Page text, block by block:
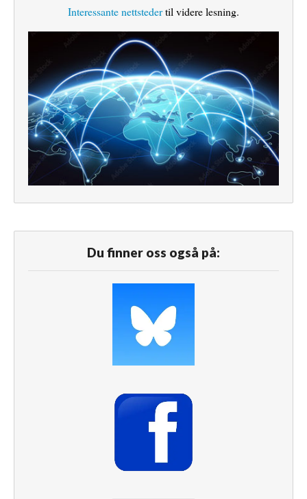
Interessante nettstedertil videre lesning.
Du finner oss også på: